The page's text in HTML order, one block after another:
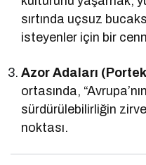
sırtında uçsuz
isteyenler için bir
Azor Adaları
ortasında,
sürdürülebilirliğin
noktası.